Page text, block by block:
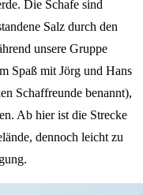
Die Schafe sind
Salz durch den
unsere Gruppe
Spaß mit Jörg und Hans
Schaffreunde benannt),
Ab hier ist die Strecke
dennoch leicht zu